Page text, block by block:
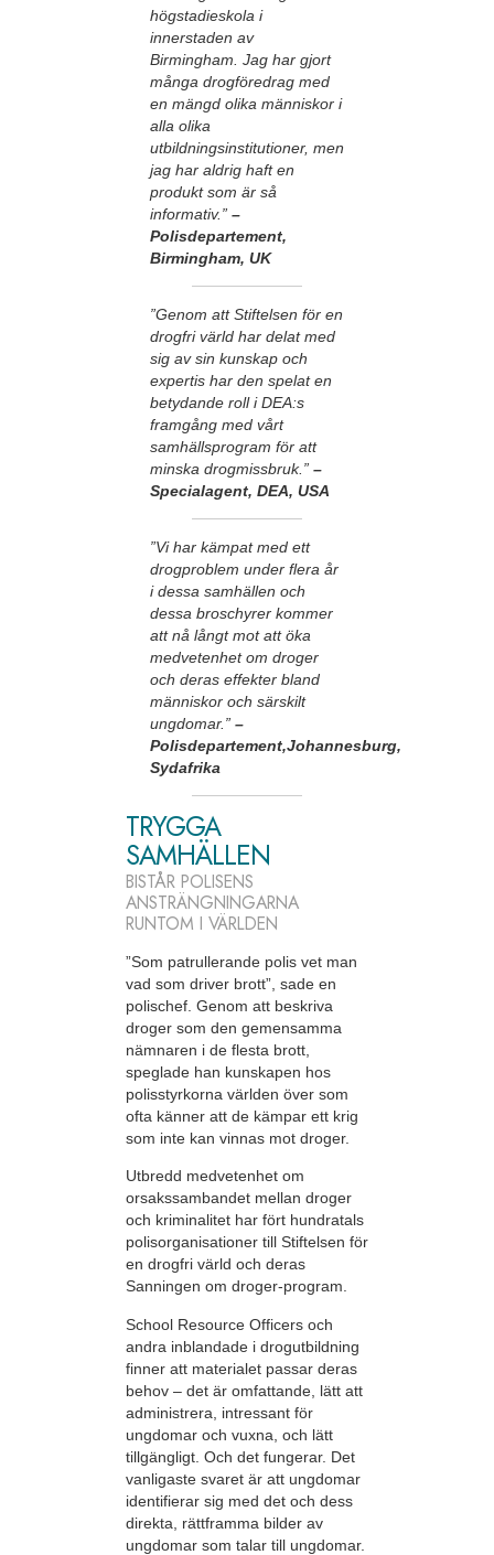
högstadieskola i
innerstaden av
Birmingham. Jag har gjort
många drogföredrag med
en mängd olika människor i
alla olika
utbildningsinstitutioner, men
jag har aldrig haft en
produkt som är så
informativ.” –
Polisdepartement,
Birmingham, UK
”Genom att Stiftelsen för en
drogfri värld har delat med
sig av sin kunskap och
expertis har den spelat en
betydande roll i DEA:s
framgång med vårt
samhällsprogram för att
minska drogmissbruk.” –
Specialagent, DEA, USA
”Vi har kämpat med ett
drogproblem under flera år
i dessa samhällen och
dessa broschyrer kommer
att nå långt mot att öka
medvetenhet om droger
och deras effekter bland
människor och särskilt
ungdomar.” –
Polisdepartement,Johannesburg,
Sydafrika
TRYGGA
SAMHÄLLEN
BISTÅR POLISENS
ANSTRÄNGNINGARNA
RUNTOM I VÄRLDEN
”Som patrullerande polis vet man
vad som driver brott”, sade en
polischef. Genom att beskriva
droger som den gemensamma
nämnaren i de flesta brott,
speglade han kunskapen hos
polisstyrkorna världen över som
ofta känner att de kämpar ett krig
som inte kan vinnas mot droger.
Utbredd medvetenhet om
orsakssambandet mellan droger
och kriminalitet har fört hundratals
polisorganisationer till Stiftelsen för
en drogfri värld och deras
Sanningen om droger-program.
School Resource Officers och
andra inblandade i drogutbildning
finner att materialet passar deras
behov – det är omfattande, lätt att
administrera, intressant för
ungdomar och vuxna, och lätt
tillgängligt. Och det fungerar. Det
vanligaste svaret är att ungdomar
identifierar sig med det och dess
direkta, rättframma bilder av
ungdomar som talar till ungdomar.